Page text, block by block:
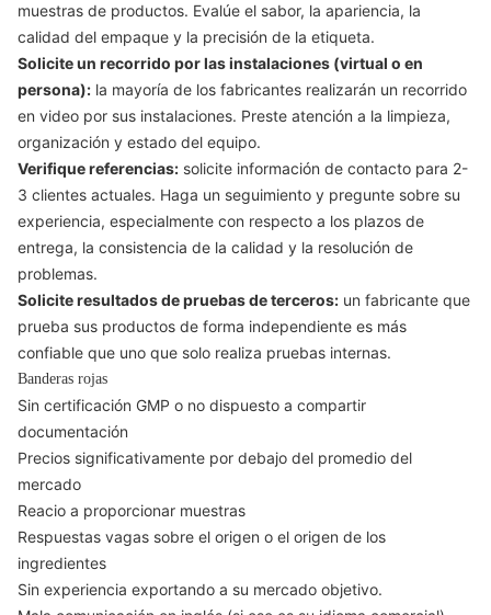
muestras de productos. Evalúe el sabor, la apariencia, la
calidad del empaque y la precisión de la etiqueta.
Solicite un recorrido por las instalaciones (virtual o en
persona): la mayoría de los fabricantes realizarán un recorrido
en video por sus instalaciones. Preste atención a la limpieza,
organización y estado del equipo.
Verifique referencias: solicite información de contacto para 2-
3 clientes actuales. Haga un seguimiento y pregunte sobre su
experiencia, especialmente con respecto a los plazos de
entrega, la consistencia de la calidad y la resolución de
problemas.
Solicite resultados de pruebas de terceros: un fabricante que
prueba sus productos de forma independiente es más
confiable que uno que solo realiza pruebas internas.
Banderas rojas
Sin certificación GMP o no dispuesto a compartir
documentación
Precios significativamente por debajo del promedio del
mercado
Reacio a proporcionar muestras
Respuestas vagas sobre el origen o el origen de los
ingredientes
Sin experiencia exportando a su mercado objetivo.